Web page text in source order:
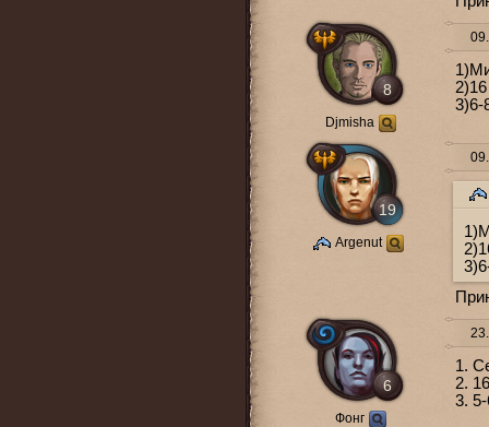
8
Djmisha
2)16
3)6-
19
Argenut
6
Фонг
1.
2. 16
3.